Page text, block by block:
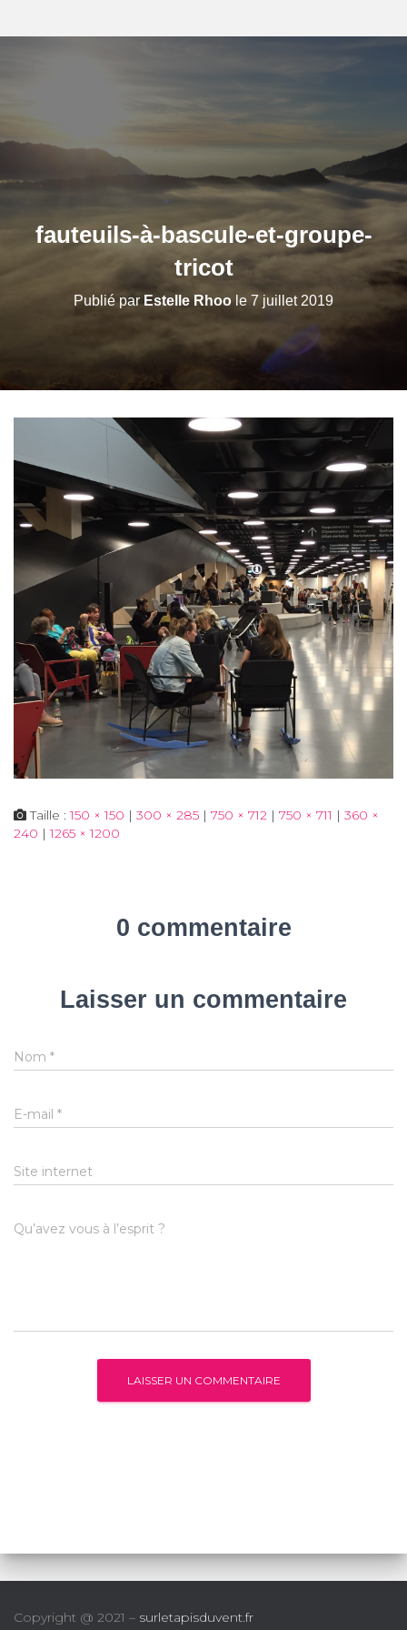
fauteuils-à-bascule-et-groupe-
tricot
Publié par Estelle Rhoo le 7 juillet 2019
Taille :150 × 150 | 300 × 285 | 750 × 712 | 750 × 711 | 360 ×
240 | 1265 × 1200
0 commentaire
Laisser un commentaire
Nom *
E-mail *
Site internet
Qu’avez vous à l’esprit ?
Copyright @ 2021 – surletapisduvent.fr